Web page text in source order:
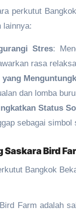
perkutut
lainnya:
Stres:
rasa
yang
dan lomba
Status
sebagai simbol
Saskara Bird
Farm adalah